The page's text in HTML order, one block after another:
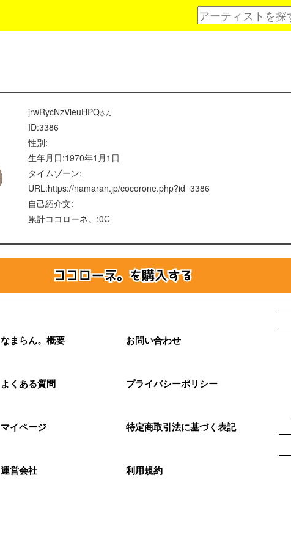
jrwRycNzVleuHPQさん
ID:3386
性別:
生年月日:1970年1月1日
タイムゾーン:
URL:https://namaran.jp/cocorone.php?id=3386
自己紹介文:
累計ココローネ。:0C
なまらん。概要
よくある質問
マイページ
運営会社
お問い合わせ
プライバシーポリシー
特定商取引法に基づく表記
利用規約